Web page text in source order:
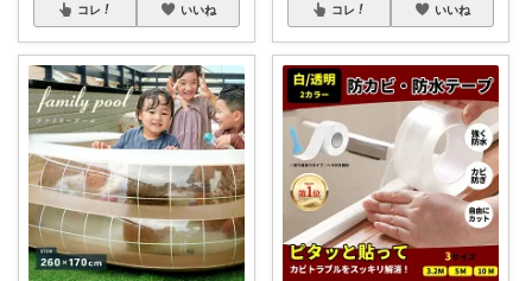
コレ いいね コレ いいね